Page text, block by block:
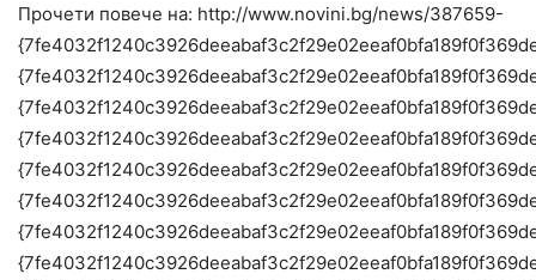
Прочети повече на: http://www.novini.bg/news/387659-